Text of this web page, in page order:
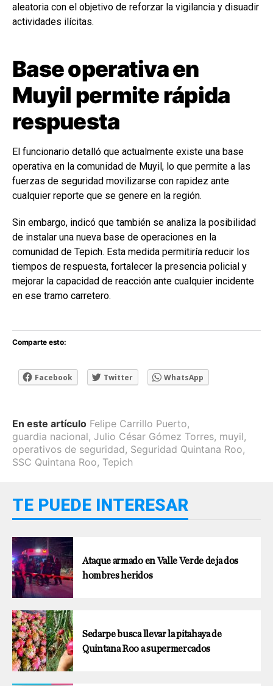
aleatoria con el objetivo de reforzar la vigilancia y disuadir
actividades ilícitas.
Base operativa en
Muyil permite rápida
respuesta
El funcionario detalló que actualmente existe una base
operativa en la comunidad de Muyil, lo que permite a las
fuerzas de seguridad movilizarse con rapidez ante
cualquier reporte que se genere en la región.
Sin embargo, indicó que también se analiza la posibilidad
de instalar una nueva base de operaciones en la
comunidad de Tepich. Esta medida permitiría reducir los
tiempos de respuesta, fortalecer la presencia policial y
mejorar la capacidad de reacción ante cualquier incidente
en ese tramo carretero.
Comparte esto:
Facebook Twitter WhatsApp
En este artículo Felipe Carrillo Puerto,
guardia nacional, Julio César Gómez Torres, muyil,
operativos de seguridad, Seguridad Quintana Roo,
SSC Quintana Roo, Tepich
TE PUEDE INTERESAR
Ataque armado en Valle Verde deja dos
hombres heridos
Sedarpe busca llevar la pitahaya de
Quintana Roo a supermercados